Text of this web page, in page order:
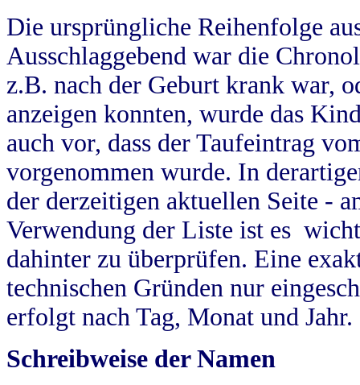
Die ursprüngliche Reihenfolge
Ausschlaggebend war die
z.B. nach der Geburt krank war,
anzeigen konnten, wurde das
auch vor, dass der Taufeintrag
vorgenommen wurde. In
der derzeitigen aktuellen Seite -
Verwendung der Liste ist es
dahinter zu überprüfen. Eine
technischen Gründen nur
erfolgt nach Tag, Monat und Jahr.
Schreibweise der Namen